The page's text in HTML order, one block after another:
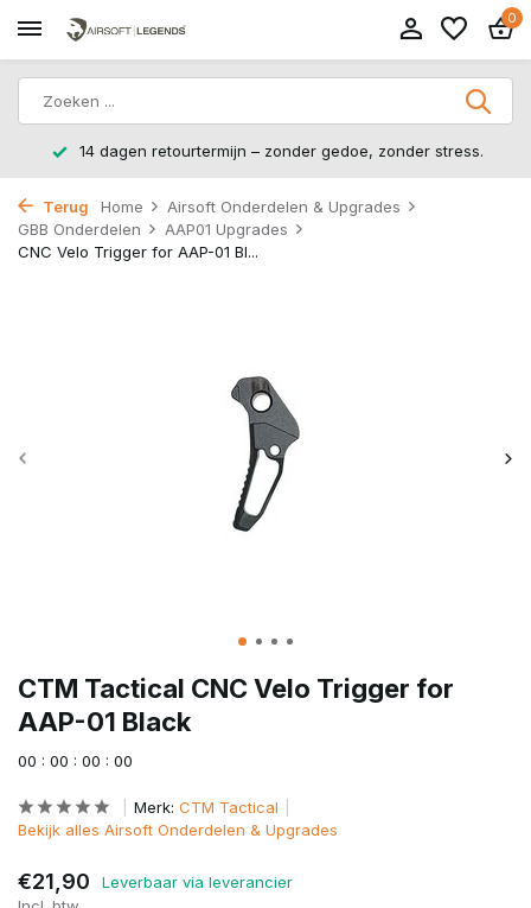
0
14 dagen retourtermijn – zonder gedoe, zonder stress.
Terug Home
Airsoft Onderdelen & Upgrades
GBB Onderdelen
AAP01 Upgrades
CNC Velo Trigger for AAP-01 Bl...
CTM Tactical CNC Velo Trigger for
AAP-01 Black
00 : 00 : 00 : 00
Merk: CTM Tactical
Bekijk alles Airsoft Onderdelen & Upgrades
€21,90
Leverbaar via leverancier